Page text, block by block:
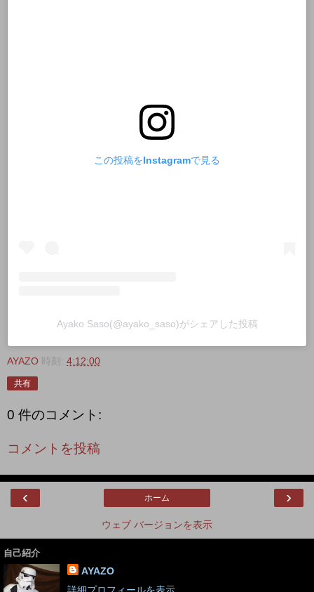
この投稿をInstagramで見る
Ayako Saso(@ayako_saso)がシェアした投稿
AYAZO 時刻: 4:12:00
共有
0 件のコメント:
コメントを投稿
‹ ›
ホーム
ウェブ バージョンを表示
自己紹介
AYAZO